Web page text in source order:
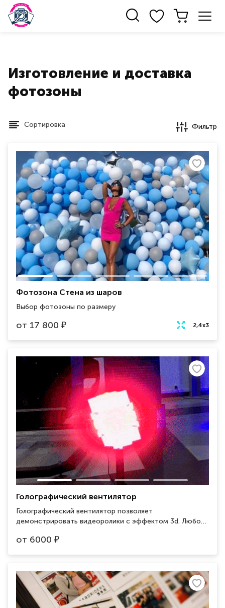
Изготовление и доставка
фотозоны
Сортировка Фильтр
Фотозона Стена из шаров
Выбор фотозоны по размеру
от 17 800 ₽ 2,4х3
Голографический вентилятор
Голографический вентилятор позволяет
демонстрировать видеоролики с эффектом 3d. Любой
комплекте стойка и защитный корпус. Диаметр 65 см.
от 6000 ₽